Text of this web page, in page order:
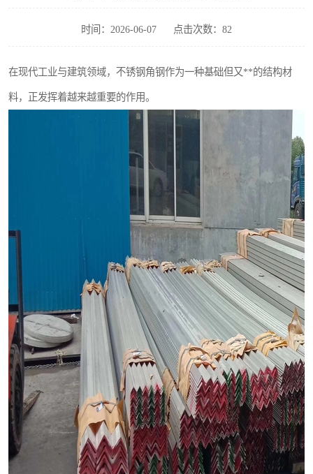
时间：2026-06-07 点击次数：82
在现代工业与建筑领域，不锈钢角钢作为一种基础但又**的结构材
料，正发挥着越来越重要的作用。